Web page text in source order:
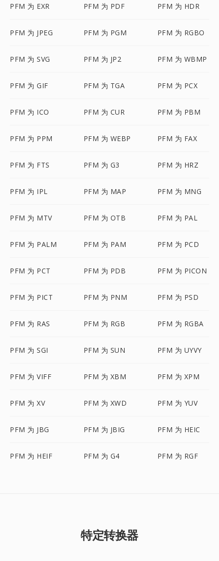
PFM 为 EXR PFM 为 PDF PFM 为 HDR
PFM 为 JPEG PFM 为 PGM PFM 为 RGBO
PFM 为 SVG PFM 为 JP2 PFM 为 WBMP
PFM 为 GIF PFM 为 TGA PFM 为 PCX
PFM 为 ICO PFM 为 CUR PFM 为 PBM
PFM 为 PPM PFM 为 WEBP PFM 为 FAX
PFM 为 FTS PFM 为 G3 PFM 为 HRZ
PFM 为 IPL PFM 为 MAP PFM 为 MNG
PFM 为 MTV PFM 为 OTB PFM 为 PAL
PFM 为 PALM PFM 为 PAM PFM 为 PCD
PFM 为 PCT PFM 为 PDB PFM 为 PICON
PFM 为 PICT PFM 为 PNM PFM 为 PSD
PFM 为 RAS PFM 为 RGB PFM 为 RGBA
PFM 为 SGI PFM 为 SUN PFM 为 UYVY
PFM 为 VIFF PFM 为 XBM PFM 为 XPM
PFM 为 XV PFM 为 XWD PFM 为 YUV
PFM 为 JBG PFM 为 JBIG PFM 为 HEIC
PFM 为 HEIF PFM 为 G4 PFM 为 RGF
特定转换器